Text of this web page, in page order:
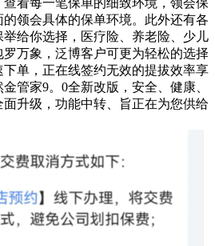
领会具体的保单环境。此外还有各
给你选择，医疗险、养老险、少儿
万象，泛博客户可更为轻松的选择
单，正在线签约无效的提拔效率享
管家9。0全新改版，安全、健康、
升级，功能中转、旨正在为您供给